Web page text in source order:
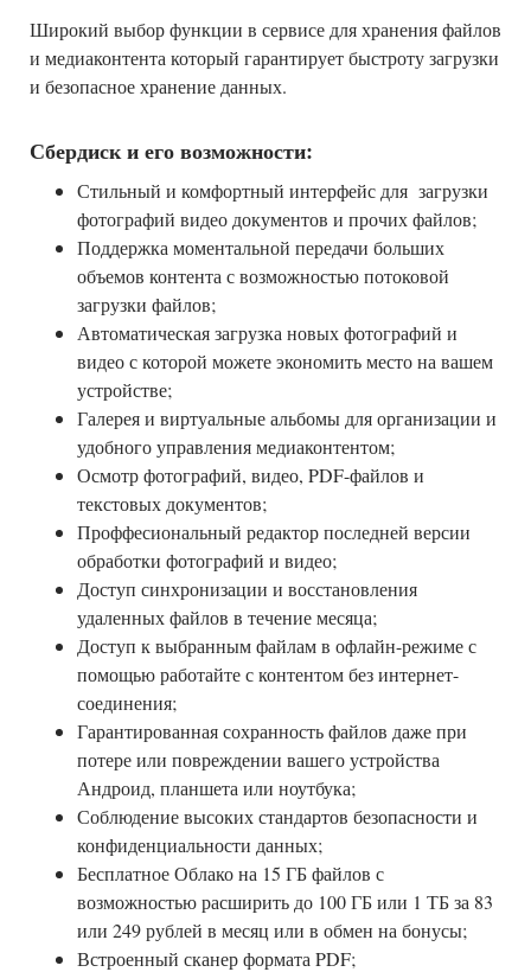
Широкий выбор функции в сервисе для хранения файлов
и медиаконтента который гарантирует быстроту загрузки
и безопасное хранение данных.
Сбердиск и его возможности:
Стильный и комфортный интерфейс для загрузки
фотографий видео документов и прочих файлов;
Поддержка моментальной передачи больших
объемов контента с возможностью потоковой
загрузки файлов;
Автоматическая загрузка новых фотографий и
видео с которой можете экономить место на вашем
устройстве;
Галерея и виртуальные альбомы для организации и
удобного управления медиаконтентом;
Осмотр фотографий, видео, PDF-файлов и
текстовых документов;
Проффесиональный редактор последней версии
обработки фотографий и видео;
Доступ синхронизации и восстановления
удаленных файлов в течение месяца;
Доступ к выбранным файлам в офлайн-режиме с
помощью работайте с контентом без интернет-
соединения;
Гарантированная сохранность файлов даже при
потере или повреждении вашего устройства
Андроид, планшета или ноутбука;
Соблюдение высоких стандартов безопасности и
конфиденциальности данных;
Бесплатное Облако на 15 ГБ файлов с
возможностью расширить до 100 ГБ или 1 ТБ за 83
или 249 рублей в месяц или в обмен на бонусы;
Встроенный сканер формата PDF;